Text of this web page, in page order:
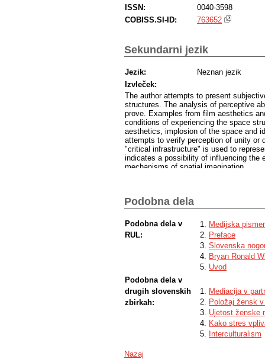
ISSN:
0040-3598
COBISS.SI-ID:
763652
Sekundarni jezik
Jezik:
Neznan jezik
Izvleček:
The author attempts to present
structures. The analysis of perceptive
prove. Examples from film aesthetics
conditions of experiencing the space
aesthetics, implosion of the space and
attempts to verify perception of unity or
"critical infrastructure" is used to
indicates a possibility of influencing the
mechanisms of spatial imagination.
Podobna dela
Podobna dela v
RUL:
Medijska
Preface
Slovenska
Bryan Ronald
Uvod
Podobna dela v
drugih slovenskih
zbirkah:
Mediacija v
Položaj žensk
Ujetost ženske
Kako stres
Interculturalism
Nazaj